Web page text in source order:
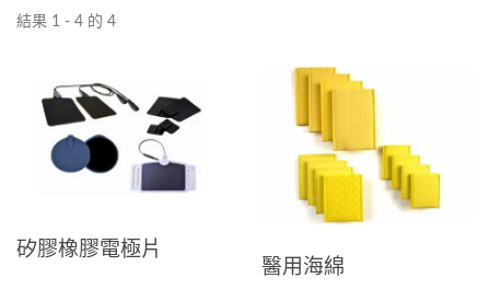
結果 1 - 4 的 4
矽膠橡膠電極片
醫用海綿